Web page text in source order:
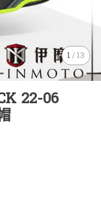
1/13
22-06